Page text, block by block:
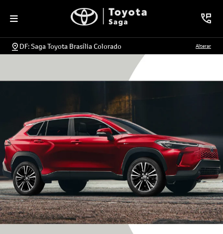
DF: Saga Toyota Brasília Colorado Alterar